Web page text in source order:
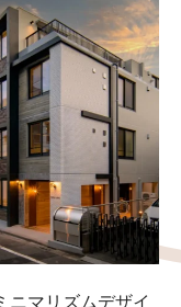
ニマリズムデザイ